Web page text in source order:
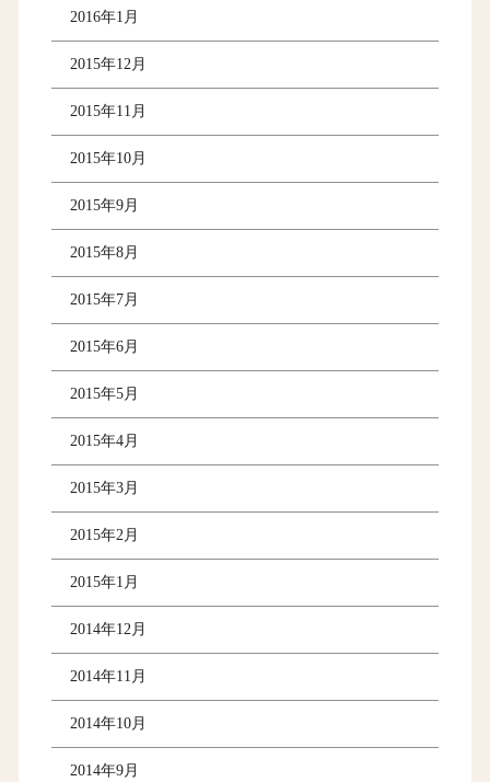
2016年1月
2015年12月
2015年11月
2015年10月
2015年9月
2015年8月
2015年7月
2015年6月
2015年5月
2015年4月
2015年3月
2015年2月
2015年1月
2014年12月
2014年11月
2014年10月
2014年9月